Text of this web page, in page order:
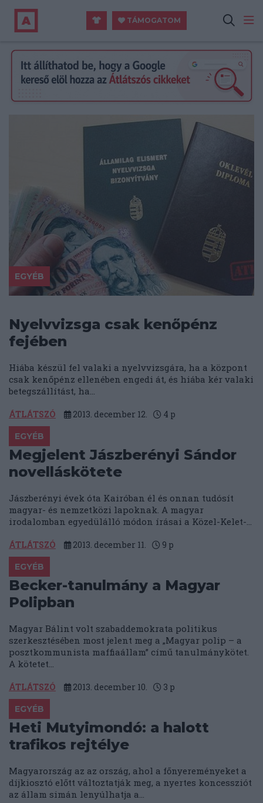
TÁMOGATOM
EGYÉB
Nyelvvizsga csak kenőpénz
fejében
Hiába készül fel valaki a nyelvvizsgára, ha a központ
csak kenőpénz ellenében engedi át, és hiába kér valaki
betegszállítást, ha...
ÁTLÁTSZÓ 2013. december 12. 4 p
EGYÉB
Megjelent Jászberényi Sándor
novelláskötete
Jászberényi évek óta Kairóban él és onnan tudósít
magyar- és nemzetközi lapoknak. A magyar
irodalomban egyedülálló módon írásai a Közel-Kelet-...
ÁTLÁTSZÓ 2013. december 11. 9 p
EGYÉB
Becker-tanulmány a Magyar
Polipban
Magyar Bálint volt szabaddemokrata politikus
szerkesztésében most jelent meg a „Magyar polip – a
posztkommunista maffiaállam” című tanulmánykötet.
A kötetet...
ÁTLÁTSZÓ 2013. december 10. 3 p
EGYÉB
Heti Mutyimondó: a halott
trafikos rejtélye
Magyarország az az ország, ahol a főnyereményeket a
díjkiosztó előtt változtatják meg, a nyertes koncessziót
az állam simán lenyúlhatja a...